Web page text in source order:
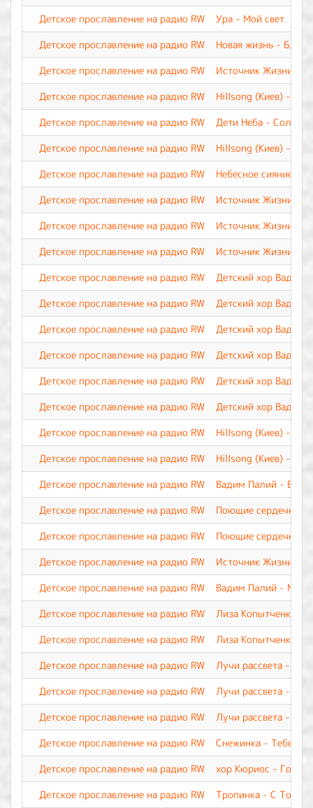
Детское прославление на радио RW
Ура - Мой свет
Детское прославление на радио RW
Новая жизнь -
Детское прославление на радио RW
Источник Жизни -
Детское прославление на радио RW
Hillsong (Киев) -
Детское прославление на радио RW
Дети Неба - Солнце
Детское прославление на радио RW
Hillsong (Киев) - Бог
Детское прославление на радио RW
Небесное сияние-
Детское прославление на радио RW
Источник Жизни -
Детское прославление на радио RW
Источник Жизни -
Детское прославление на радио RW
Источник Жизни -
Детское прославление на радио RW
Детский хор Вадима
Детское прославление на радио RW
Детский хор Вадима
Детское прославление на радио RW
Детский хор
Детское прославление на радио RW
Детский хор
Детское прославление на радио RW
Детский хор Вадима
Детское прославление на радио RW
Детский хор
Детское прославление на радио RW
Hillsong (Киев) -
Детское прославление на радио RW
Hillsong (Киев) -
Детское прославление на радио RW
Вадим Палий - Весь
Детское прославление на радио RW
Поющие сердечки -
Детское прославление на радио RW
Поющие сердечки -
Детское прославление на радио RW
Источник Жизни - Я
Детское прославление на радио RW
Вадим Палий - Мой
Детское прославление на радио RW
Лиза Копытченко -
Детское прославление на радио RW
Лиза Копытченко -
Детское прославление на радио RW
Лучи рассвета -
Детское прославление на радио RW
Лучи рассвета -
Детское прославление на радио RW
Лучи рассвета - Ты
Детское прославление на радио RW
Снежинка - Тебе, о
Детское прославление на радио RW
хор Кюриос -
Детское прославление на радио RW
Тропинка - С Тобой